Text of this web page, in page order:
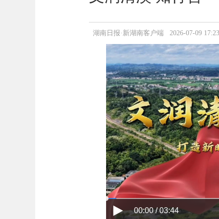
湖南日报·新湖南客户端 2026-07-09
00:00 / 03:44